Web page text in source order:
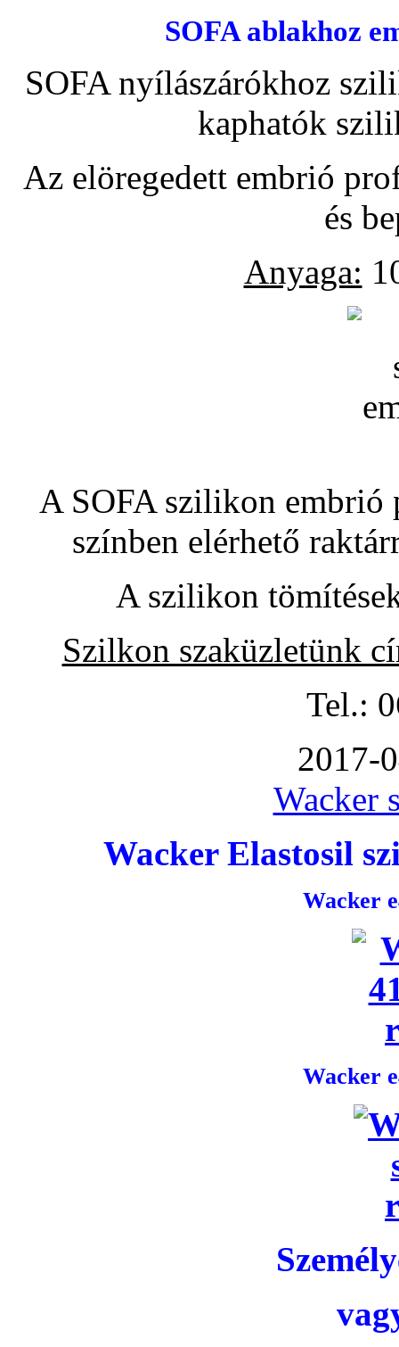
SOFA ablakhoz
SOFA nyílászárókhoz
kaphatók
Az elöregedett embrió
és
Anyaga:
A SOFA szilikon embrió
színben elérhető
A szilikon
Szilkon szaküzletünk
Tel.:
2017-
Wacker
Wacker Elastosil
Wacker
Wacker